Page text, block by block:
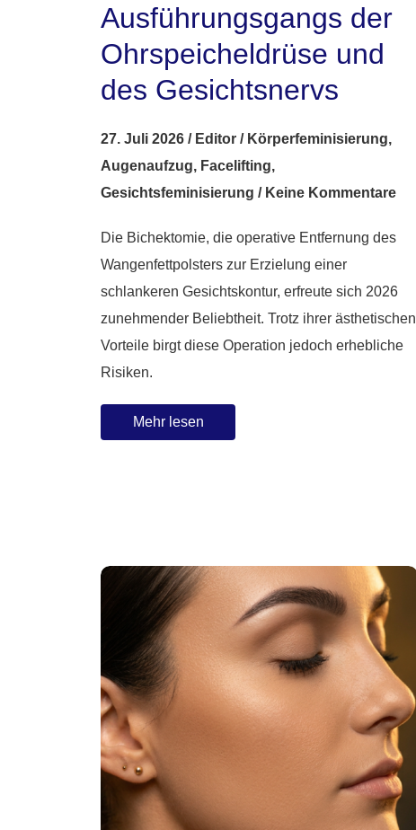
Ausführungsgangs der
Ohrspeicheldrüse und
des Gesichtsnervs
27. Juli 2026 / Editor / Körperfeminisierung,
Augenaufzug, Facelifting,
Gesichtsfeminisierung / Keine Kommentare
Die Bichektomie, die operative Entfernung des
Wangenfettpolsters zur Erzielung einer
schlankeren Gesichtskontur, erfreute sich 2026
zunehmender Beliebtheit. Trotz ihrer ästhetischen
Vorteile birgt diese Operation jedoch erhebliche
Risiken.
Mehr lesen